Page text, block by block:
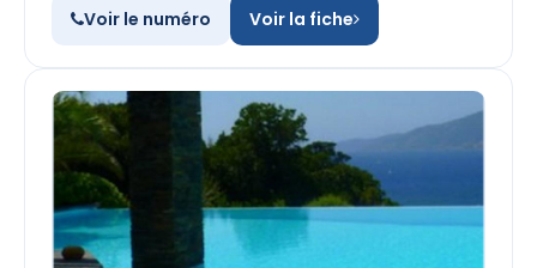
Voir le numéro Voir la fiche